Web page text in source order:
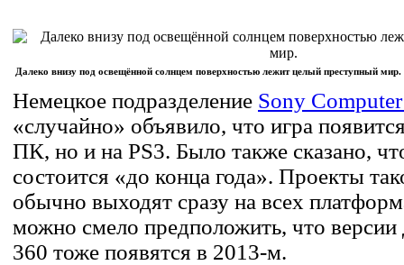
Далеко внизу под освещённой солнцем поверхностью лежит целый преступный мир.
Немецкое подразделение Sony
«случайно» объявило, что игра
ПК, но и на PS3. Было также сказано,
состоится «до конца года». Проекты
обычно выходят сразу на всех
можно смело предположить, что
360 тоже появятся в 2013-м.